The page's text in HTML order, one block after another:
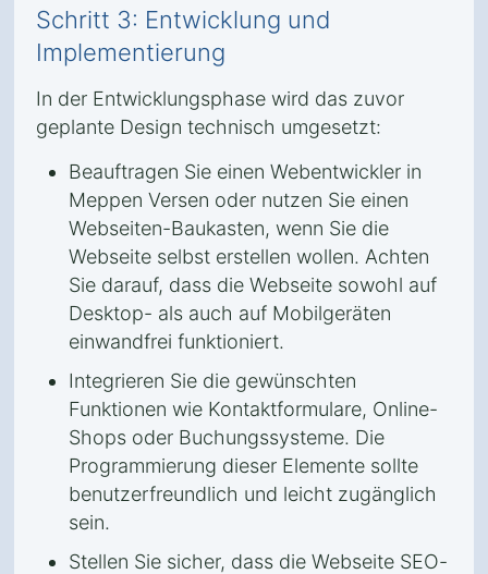
Schritt 3: Entwicklung und
Implementierung
In der Entwicklungsphase wird das zuvor
geplante Design technisch umgesetzt:
Beauftragen Sie einen Webentwickler in
Meppen Versen oder nutzen Sie einen
Webseiten-Baukasten, wenn Sie die
Webseite selbst erstellen wollen. Achten
Sie darauf, dass die Webseite sowohl auf
Desktop- als auch auf Mobilgeräten
einwandfrei funktioniert.
Integrieren Sie die gewünschten
Funktionen wie Kontaktformulare, Online-
Shops oder Buchungssysteme. Die
Programmierung dieser Elemente sollte
benutzerfreundlich und leicht zugänglich
sein.
Stellen Sie sicher, dass die Webseite SEO-